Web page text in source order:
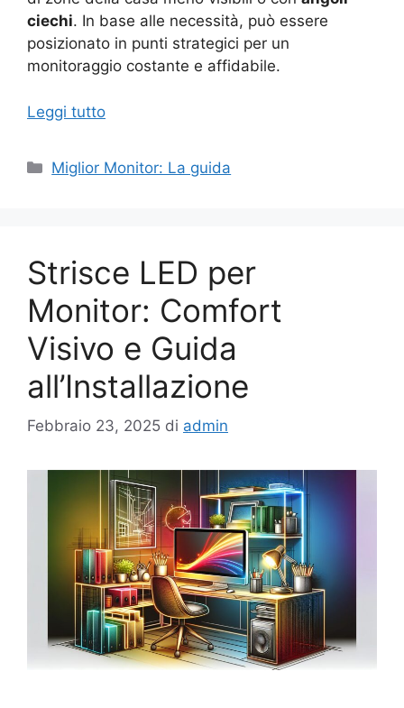
ciechi. In base alle necessità, può essere
posizionato in punti strategici per un
monitoraggio costante e affidabile.
Leggi tutto
Categorie
Miglior Monitor: La guida
Strisce LED per
Monitor: Comfort
Visivo e Guida
all’Installazione
Febbraio 23, 2025 di admin